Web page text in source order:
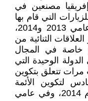
مصنعين في
التي قام بها
الملك محمد السادس إلى باماكو عامي 2013 و2014،
الثنائية من
خاصة في المجال
الوحيدة التي
تتعلق بتكوين
لتكوين الأئمة
والمرشدين والمرشدات بالرباط عام 2014، وفي عامي